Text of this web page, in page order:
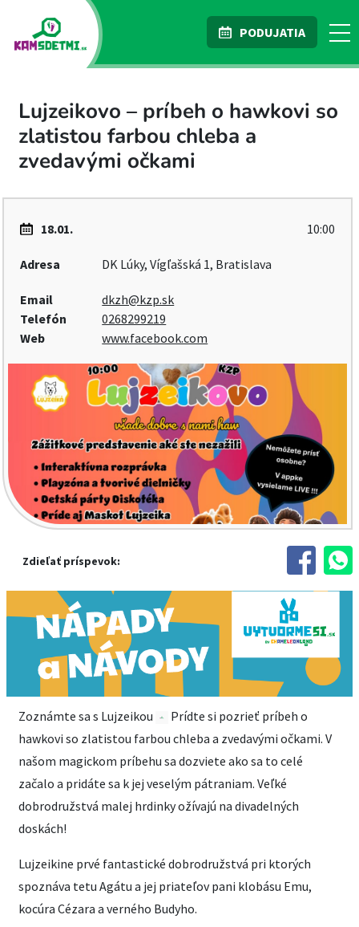
PODUJATIA
Lujzeikovo – príbeh o hawkovi so
zlatistou farbou chleba a
zvedavými očkami
18.01. 10:00
Adresa DK Lúky, Vígľašská 1, Bratislava
Email
dkzh@kzp.sk
Telefón
0268299219
Web
www.facebook.com
Zdieľať príspevok:
Zoznámte sa s Lujzeikou
Prídte si pozrieť príbeh o
hawkovi so zlatistou farbou chleba a zvedavými očkami. V
našom magickom príbehu sa dozviete ako sa to celé
začalo a pridáte sa k jej veselým pátraniam. Veľké
dobrodružstvá malej hrdinky ožívajú na divadelných
doskách!
Lujzeikine prvé fantastické dobrodružstvá pri ktorých
spoznáva tetu Agátu a jej priateľov pani klobásu Emu,
kocúra Cézara a verného Budyho.